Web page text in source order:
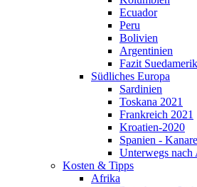
Ecuador
Peru
Bolivien
Argentinien
Fazit
Südliches Europa
Sardinien
Toskana 2021
Frankreich 2021
Kroatien-2020
Spanien -
Unterwegs nach
Kosten & Tipps
Afrika